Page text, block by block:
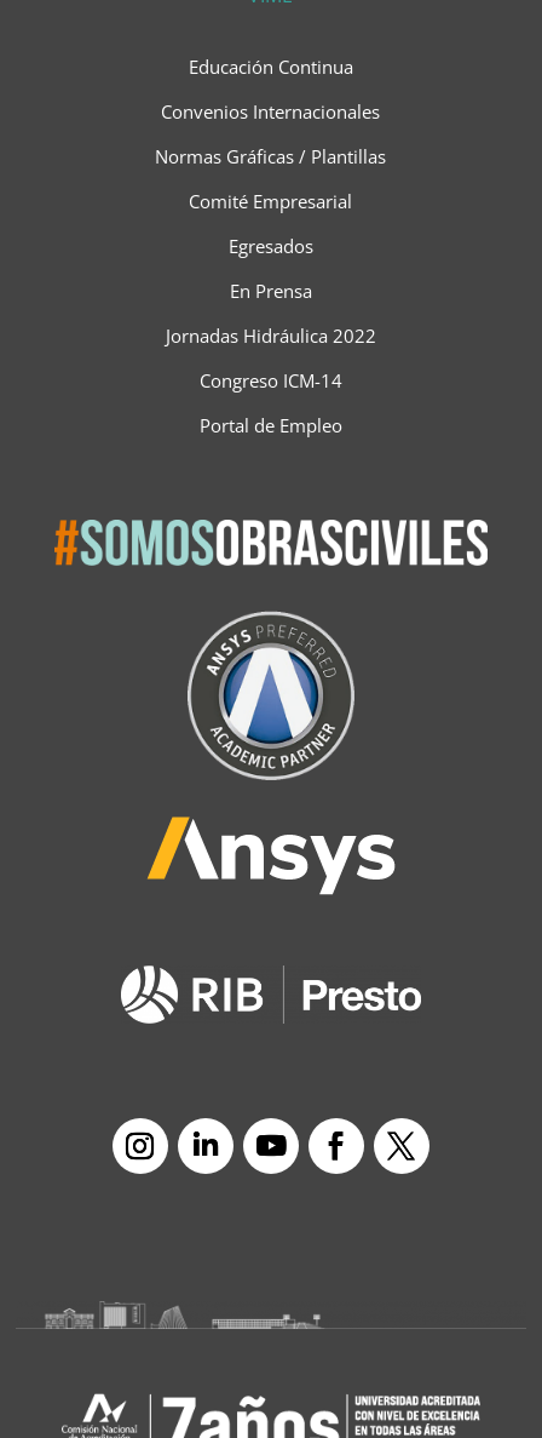
Educación Continua
Convenios Internacionales
Normas Gráficas / Plantillas
Comité Empresarial
Egresados
En Prensa
Jornadas Hidráulica 2022
Congreso ICM-14
Portal de Empleo